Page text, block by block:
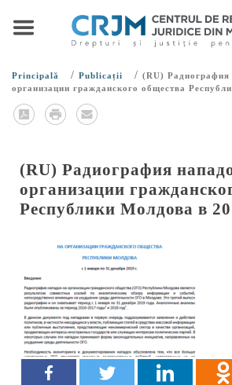
Principală / Publicații / (RU) Радиография
организации гражданского общества
(RU) Радиография
организации
Республики Молдова в